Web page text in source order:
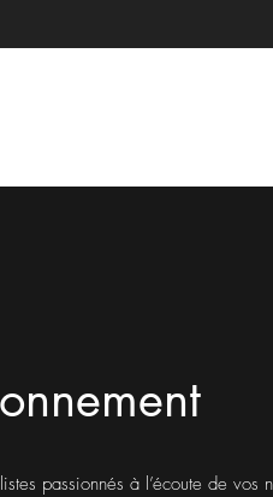
passionnés à l’écoute de vos